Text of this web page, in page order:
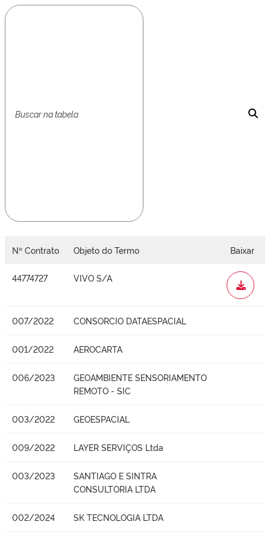
Nº Contrato Objeto do Termo Baixar
44774727 VIVO S/A
WORD
007/2022 CONSORCIO DATAESPACIAL
001/2022 AEROCARTA
006/2023
GEOAMBIENTE SENSORIAMENTO
REMOTO - SIC
003/2022 GEOESPACIAL
009/2022 LAYER SERVIÇOS Ltda
003/2023
SANTIAGO E SINTRA
CONSULTORIA LTDA
002/2024 SK TECNOLOGIA LTDA